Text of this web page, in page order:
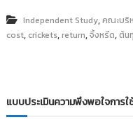
c
h
o
s
ล
ยี
ร
ค
ล
Independent Study,คณะบริ
cost, crickets,return,จิ้งหรีด,ต้น
แบบประเมินความพึงพอใจการ